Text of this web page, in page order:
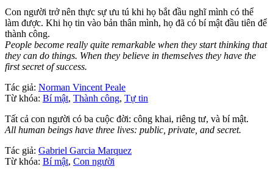
Con người trở nên thực sự ưu tú khi họ bắt đầu nghĩ mình có thể
làm được. Khi họ tin vào bản thân mình, họ đã có bí mật đầu tiên để
thành công.
People become really quite remarkable when they start thinking that
they can do things. When they believe in themselves they have the
first secret of success.
Tác giả: Norman Vincent Peale
Từ khóa: Bí mật, Thành công, Tự tin
Tất cả con người có ba cuộc đời: công khai, riêng tư, và bí mật.
All human beings have three lives: public, private, and secret.
Tác giả: Gabriel Garcia Marquez
Từ khóa: Bí mật, Con người